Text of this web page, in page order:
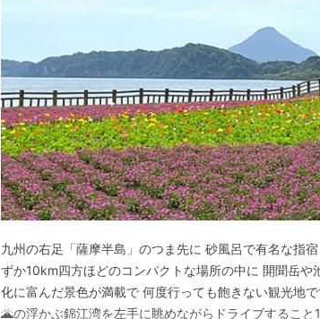
九州の右足「薩摩半島」のつま先に 砂風呂で有名な指
ずか10km四方ほどのコンパクトな場所の中に 開聞岳や
化に富んだ景色が満載で 何度行っても飽きない観光地
🌋の浮かぶ錦江湾を左手に眺めながらドライブするこ